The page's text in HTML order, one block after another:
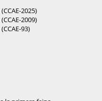
2025)
2009)
93)